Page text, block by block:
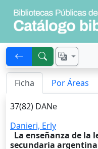
Ficha Por Áreas
37(82) DANe
Danieri, Erly
La enseñanza de la
secundaria argentina